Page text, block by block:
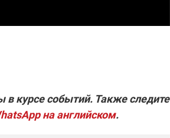
в курсе событий. Также следите
на английском.